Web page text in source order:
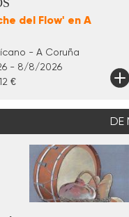
del Flow' en A
- A Coruña
- 8/8/2026
€
DE